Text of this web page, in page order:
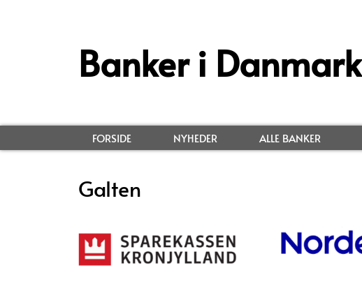
Banker i Danmark
FORSIDE NYHEDER ALLE BANKER
Galten